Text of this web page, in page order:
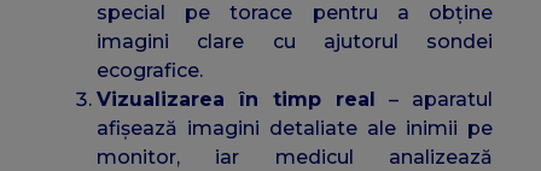
special pe torace pentru a obține
imagini clare cu ajutorul sondei
ecografice.
Vizualizarea în timp real
– aparatul
afișează imagini detaliate ale inimii pe
monitor, iar medicul analizează